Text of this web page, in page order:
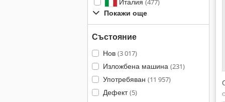
(477)
Покажи още
Състояние
Нов (3 017)
Изложбена машина (231)
Употребяван (11 957)
Дефект(5)